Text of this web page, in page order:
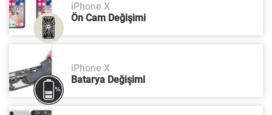
iPhone X
Ön Cam Değişimi
iPhone X
Batarya Değişimi